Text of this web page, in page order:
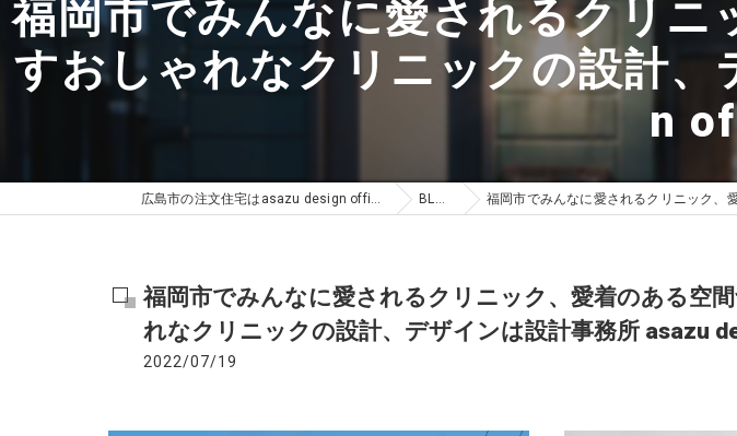
福岡市でみんなに愛されるクリ
すおしゃれなクリニックの設計
n
広島市の注文住宅はasazu design office BLOG 福岡市でみんなに愛されるクリニック、
福岡市でみんなに愛されるクリニック、愛着のある空
れなクリニックの設計、デザインは設計事務所 asazu
2022/07/19